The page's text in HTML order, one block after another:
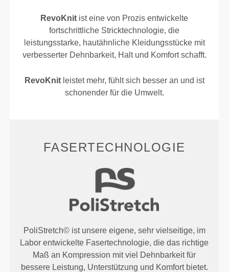
RevoKnit ist eine von Prozis entwickelte
fortschrittliche Stricktechnologie, die
leistungsstarke, hautähnliche Kleidungsstücke mit
verbesserter Dehnbarkeit, Halt und Komfort schafft.
RevoKnitleistet mehr, fühlt sich besser an und ist
schonender für die Umwelt.
FASERTECHNOLOGIE
PoliStretch© ist unsere eigene, sehr vielseitige, im
Labor entwickelte Fasertechnologie, die das richtige
Maß an Kompression mit viel Dehnbarkeit für
bessere Leistung, Unterstützung und Komfort bietet.